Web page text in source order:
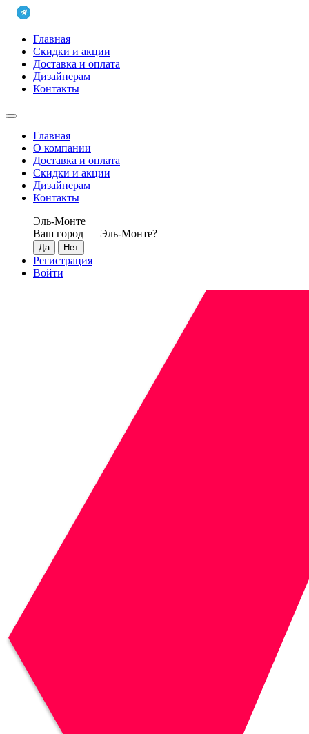
Главная
Скидки и акции
Доставка и оплата
Дизайнерам
Контакты
Главная
О компании
Доставка и оплата
Скидки и акции
Дизайнерам
Контакты
Эль-Монте
Ваш город — Эль-Монте?
Регистрация
Войти